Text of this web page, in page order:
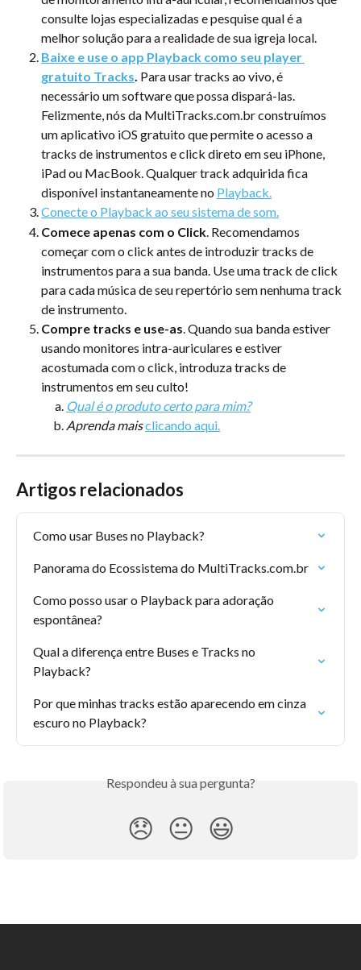
consulte lojas especializadas e pesquise qual é a
melhor solução para a realidade de sua igreja local.
Baixe e use o app Playback como seu player
gratuito Tracks. Para usar tracks ao vivo, é
necessário um software que possa dispará-las.
Felizmente, nós da MultiTracks.com.br construímos
um aplicativo iOS gratuito que permite o acesso a
tracks de instrumentos e click direto em seu iPhone,
iPad ou MacBook. Qualquer track adquirida fica
disponível instantaneamente no Playback.
Conecte o Playback ao seu sistema de som.
Comece apenas com o Click . Recomendamos
começar com o click antes de introduzir tracks de
instrumentos para a sua banda. Use uma track de click
para cada música de seu repertório sem nenhuma track
de instrumento.
Compre tracks e use-as . Quando sua banda estiver
usando monitores intra-auriculares e estiver
acostumada com o click, introduza tracks de
instrumentos em seu culto!
Qual é o produto certo para mim?
Aprenda maisclicando aqui.
Artigos relacionados
Como usar Buses no Playback?
Panorama do Ecossistema do MultiTracks.com.br
Como posso usar o Playback para adoração
espontânea?
Qual a diferença entre Buses e Tracks no
Playback?
Por que minhas tracks estão aparecendo em cinza
escuro no Playback?
Respondeu à sua pergunta?
😞 😐 😃